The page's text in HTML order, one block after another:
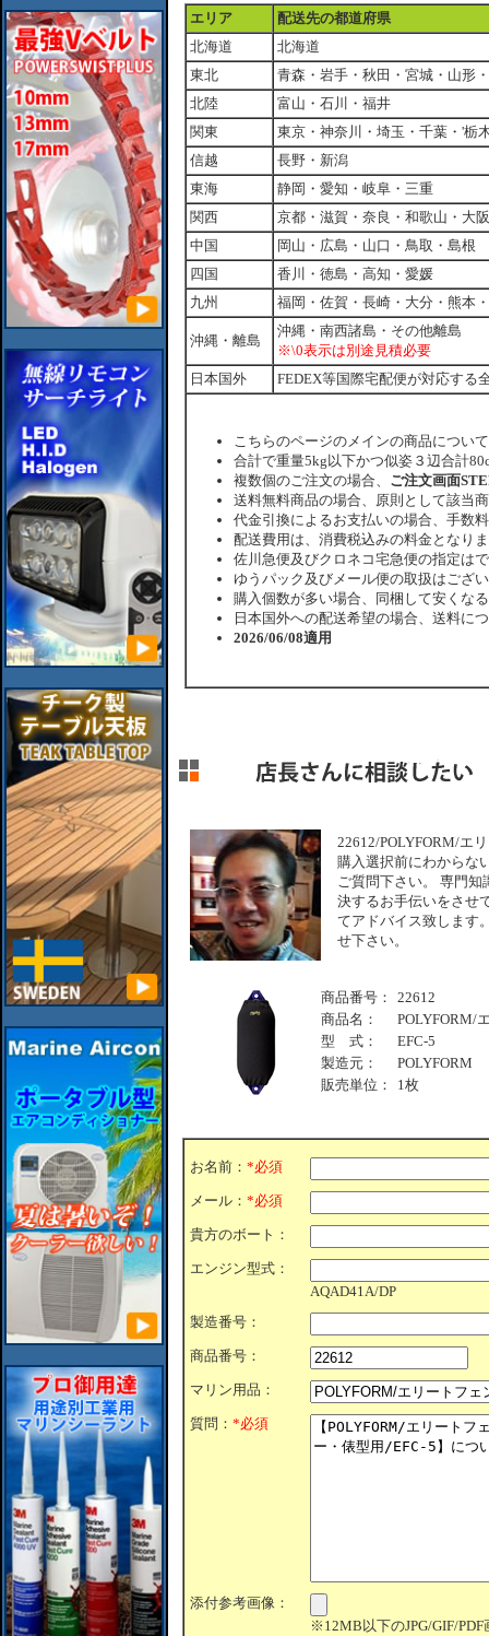
エリア
配送先の都道府県
北海道
北海道
東北
青森・岩手・秋田・宮城・山形
北陸
富山・石川・福井
関東
東京・神奈川・埼玉・千葉・'栃
信越
長野・新潟
東海
静岡・愛知・岐阜・三重
関西
京都・滋賀・奈良・和歌山・大
中国
岡山・広島・山口・鳥取・島根
四国
香川・徳島・高知・愛媛
九州
福岡・佐賀・長崎・大分・熊本
沖縄・離島
沖縄・南西諸島・その他離島
※\0表示は別途見積必要
日本国外
FEDEX等国際宅配便が対応する
こちらのページのメインの商品につい
合計で重量5kg以下かつ似姿３辺合計
複数個のご注文の場合、 ご注文画面
送料無料商品の場合、原則として該当
代金引換によるお支払いの場合、手数
配送費用は、消費税込みの料金となり
佐川急便及びクロネコ宅急便の指定は
ゆうパック及びメール便の取扱はござ
購入個数が多い場合、同梱して安くな
日本国外への配送希望の場合、送料に
2026/06/08適用
22612/POLYFORM/エ
購入選択前にわからな
ご質問下さい。 専門
決するお手伝いをさせ
てアドバイス致します
せ下さい。
商品番号：
22612
商品名：
POLYFORM/
型 式：
EFC-5
製造元：
POLYFORM
販売単位：
1枚
お名前： *必須
メール： *必須
貴方のボート：
エンジン型式：
AQAD41A/DP
製造番号：
商品番号：
マリン用品：
質問： *必須
添付参考画像：
※12MB以下のJPG/GIF/